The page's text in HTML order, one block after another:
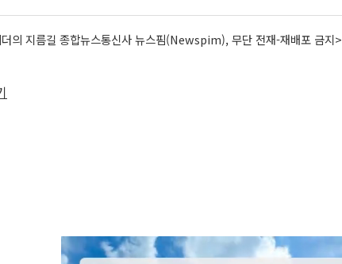
의 지름길 종합뉴스통신사 뉴스핌(Newspim), 무단 전재-재배포 금지>